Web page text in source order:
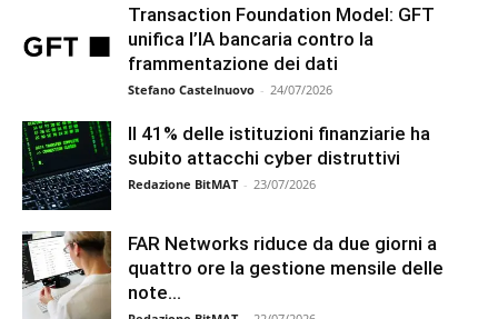
Transaction Foundation Model: GFT
unifica l’IA bancaria contro la
frammentazione dei dati
Stefano Castelnuovo - 24/07/2026
Il 41% delle istituzioni finanziarie ha
subito attacchi cyber distruttivi
Redazione BitMAT - 23/07/2026
FAR Networks riduce da due giorni a
quattro ore la gestione mensile delle
note...